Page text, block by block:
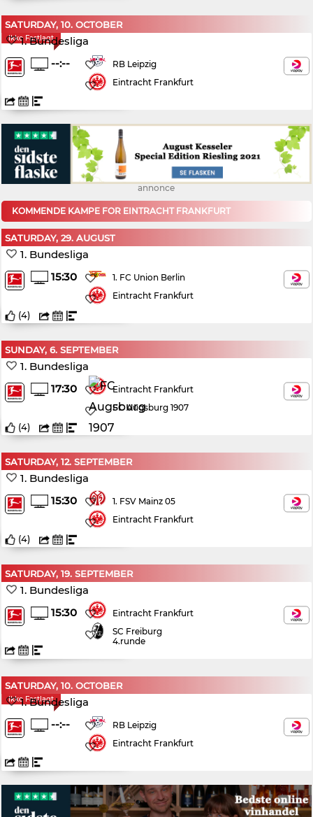
SATURDAY, 10. OCTOBER
Ikke Fastlagt
1. Bundesliga
--:--
RB Leipzig
Eintracht Frankfurt
annonce
KOMMENDE KAMPE FOR EINTRACHT FRANKFURT
SATURDAY, 29. AUGUST
1. Bundesliga
15:30
1. FC Union Berlin
Eintracht Frankfurt
(4)
SUNDAY, 6. SEPTEMBER
1. Bundesliga
17:30
Eintracht Frankfurt
FC Augsburg 1907
(4)
SATURDAY, 12. SEPTEMBER
1. Bundesliga
15:30
1. FSV Mainz 05
Eintracht Frankfurt
(4)
SATURDAY, 19. SEPTEMBER
1. Bundesliga
15:30
Eintracht Frankfurt
SC Freiburg
4.runde
SATURDAY, 10. OCTOBER
Ikke Fastlagt
1. Bundesliga
--:--
RB Leipzig
Eintracht Frankfurt